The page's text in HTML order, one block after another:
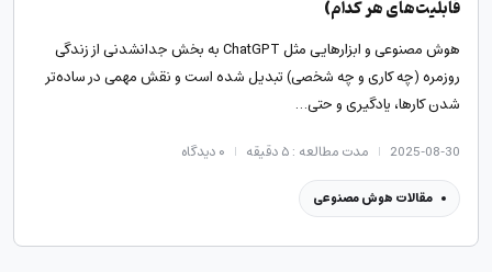
قابلیت‌های هر کدام)
هوش مصنوعی و ابزارهایی مثل ChatGPT به بخش جدانشدنی از زندگی
روزمره (چه کاری و چه شخصی) تبدیل شده است و نقش مهمی در ساده‌تر
شدن کارها، یادگیری و حتی…
2025-08-30 مدت مطالعه : ۵ دقیقه ۰دیدگاه
مقالات هوش مصنوعی